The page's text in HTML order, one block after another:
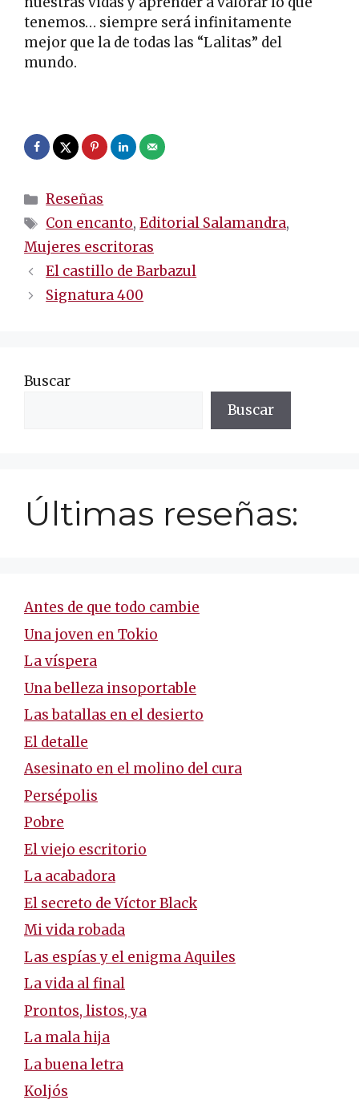
tenemos… siempre será infinitamente
mejor que la de todas las “Lalitas” del
mundo.
Categorías
Reseñas
Etiquetas
Con encanto,Editorial Salamandra,
Mujeres escritoras
Navegación
de
entradas
El castillo de Barbazul
Signatura 400
Buscar
Buscar
Últimas reseñas:
Antes de que todo cambie
Una joven en Tokio
La víspera
Una belleza insoportable
Las batallas en el desierto
El detalle
Asesinato en el molino del cura
Persépolis
Pobre
El viejo escritorio
La acabadora
El secreto de Víctor Black
Mi vida robada
Las espías y el enigma Aquiles
La vida al final
Prontos, listos, ya
La mala hija
La buena letra
Koljós